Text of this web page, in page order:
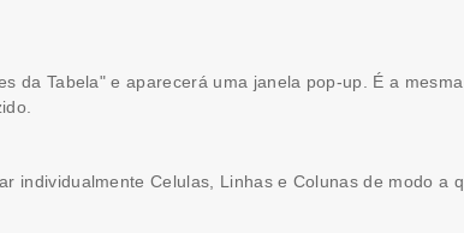
da Tabela" e aparecerá uma janela pop-up. É a
individualmente Celulas, Linhas e Colunas de modo a